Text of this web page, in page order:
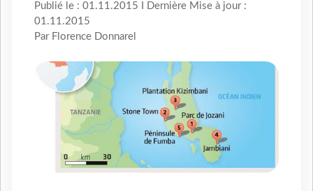
Publié le : 01.11.2015 I Dernière Mise à jour :
01.11.2015
Par Florence Donnarel